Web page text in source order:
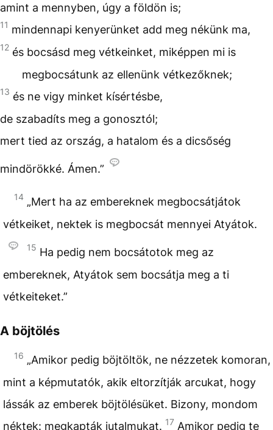
amint a mennyben, úgy a földön is;
11 mindennapi kenyerünket add meg nékünk ma,
12 és bocsásd meg vétkeinket, miképpen mi is
megbocsátunk az ellenünk vétkezőknek;
13 és ne vigy minket kísértésbe,
de szabadíts meg a gonosztól;
mert tied az ország, a hatalom és a dicsőség
mindörökké. Ámen.”
14 „Mert ha az embereknek megbocsátjátok
vétkeiket, nektek is megbocsát mennyei Atyátok.
15 Ha pedig nem bocsátotok meg az
embereknek, Atyátok sem bocsátja meg a ti
vétkeiteket.”
A böjtölés
16 „Amikor pedig böjtöltök, ne nézzetek komoran,
mint a képmutatók, akik eltorzítják arcukat, hogy
lássák az emberek böjtölésüket. Bizony, mondom
néktek: megkapták jutalmukat. 17 Amikor pedig te